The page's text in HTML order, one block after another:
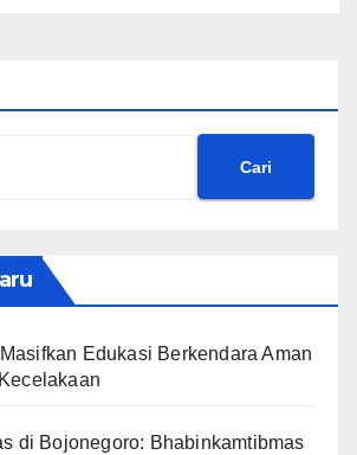
Cari
Edukasi Berkendara Aman
di Bojonegoro: Bhabinkamtibmas